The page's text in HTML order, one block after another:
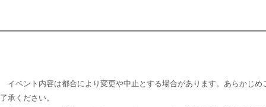
イベント内容は都合により変更や中止とする場合があります。あらかじめ
了承ください。